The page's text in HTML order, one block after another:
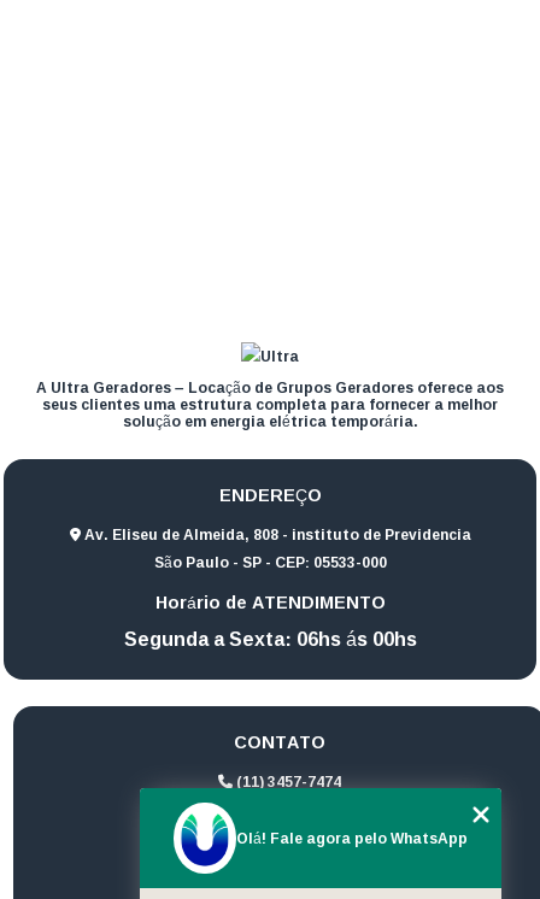
A Ultra Geradores – Locação de Grupos Geradores oferece aos
seus clientes uma estrutura completa para fornecer a melhor
solução em energia elétrica temporária.
ENDEREÇO
Av. Eliseu de Almeida, 808 - instituto de Previdencia
São Paulo - SP - CEP: 05533-000
Horário de ATENDIMENTO
Segunda a Sexta: 06hs ás 00hs
CONTATO
(11) 3457-7474
(11) 94172-1974
contato@ultrageradores.com
Olá! Fale agora pelo WhatsApp